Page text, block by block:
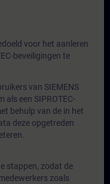
voor het aanleren
beveiligingen te
van SIEMENS
als een SIPROTEC-
behulp van de in het
deze opgetreden
stappen, zodat de
zoals